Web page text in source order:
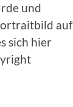
und
auf
sich hier